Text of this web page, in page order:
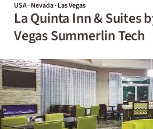
USA · Nevada · Las Vegas
La Quinta Inn & Suites
Vegas Summerlin Tech